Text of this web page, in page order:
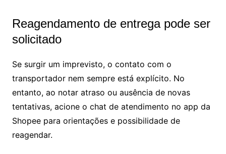
Reagendamento de entrega pode ser
solicitado
Se surgir um imprevisto, o contato com o
transportador nem sempre está explícito. No
entanto, ao notar atraso ou ausência de novas
tentativas, acione o chat de atendimento no app da
Shopee para orientações e possibilidade de
reagendar.